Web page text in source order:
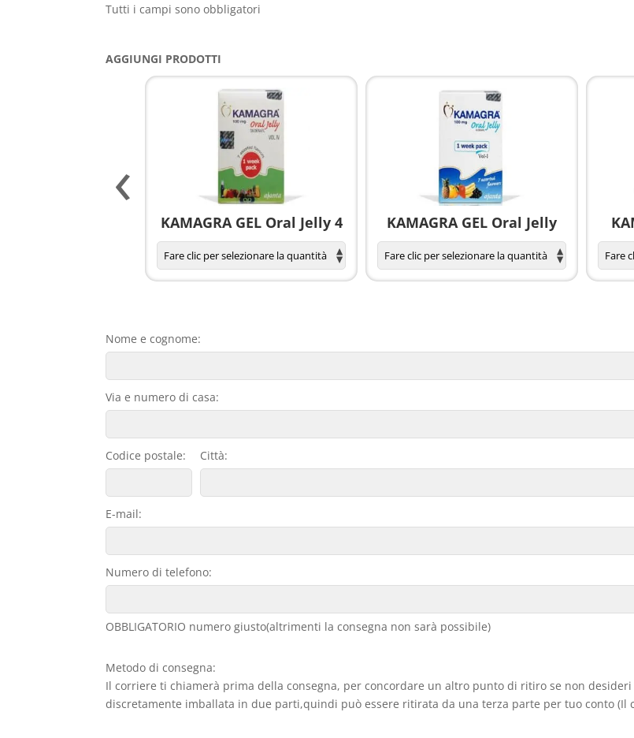
Tutti i campi sono obbligatori
AGGIUNGI PRODOTTI
KAMAGRA GEL Oral Jelly 4 KAMAGRA GEL Oral Jelly
‹
Nome e cognome:
Via e numero di casa:
Codice postale: Città:
E-mail:
Numero di telefono:
OBBLIGATORIO numero giusto(altrimenti la consegna non sarà possibile)
Metodo di consegna:
Il corriere ti chiamerà prima della consegna, per concordare un altro punto di ritiro se non
discretamente imballata in due parti,quindi può essere ritirata da una terza parte per tuo conto (Il